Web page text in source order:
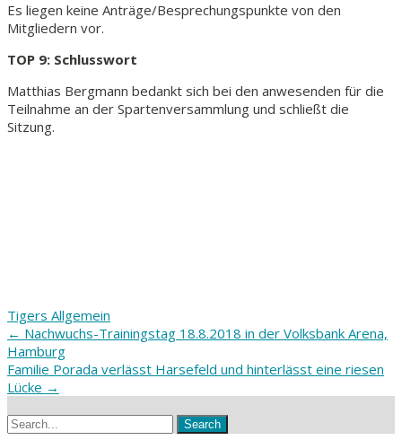
Es liegen keine Anträge/Besprechungspunkte von den
Mitgliedern vor.
TOP 9: Schlusswort
Matthias Bergmann bedankt sich bei den anwesenden für die
Teilnahme an der Spartenversammlung und schließt die
Sitzung.
Tigers Allgemein
Post
navigation
← Nachwuchs-Trainingstag 18.8.2018 in der Volksbank Arena,
Hamburg
Familie Porada verlässt Harsefeld und hinterlässt eine riesen
Lücke →